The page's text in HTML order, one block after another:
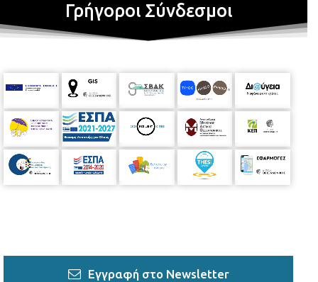
Γρήγοροι Σύνδεσμοι
Εγγραφή στο Newsletter